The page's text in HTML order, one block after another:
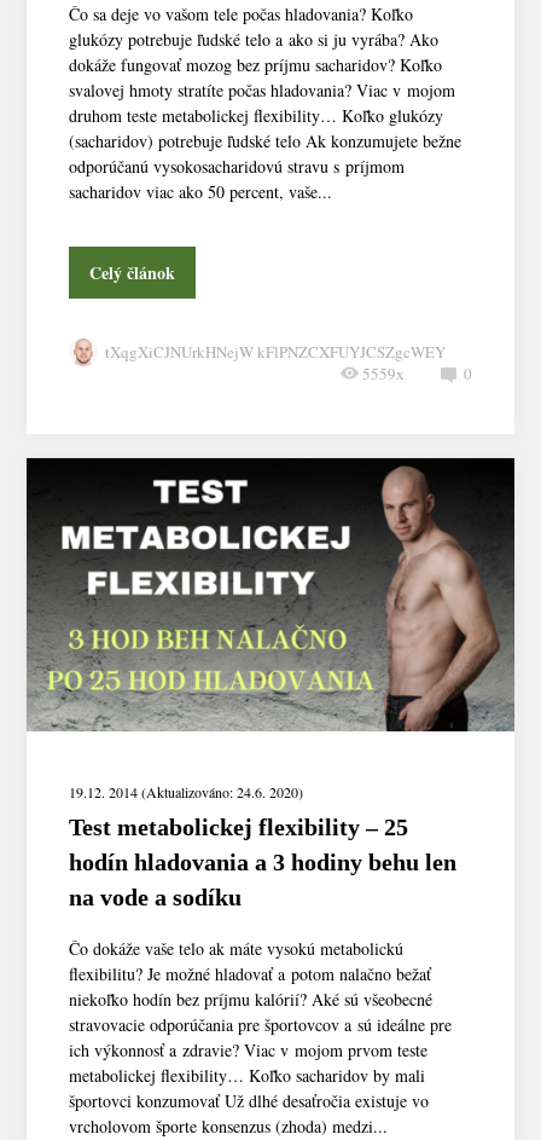
Čo sa deje vo vašom tele počas hladovania? Koľko
glukózy potrebuje ľudské telo a ako si ju vyrába? Ako
dokáže fungovať mozog bez príjmu sacharidov? Koľko
svalovej hmoty stratíte počas hladovania? Viac v mojom
druhom teste metabolickej flexibility… Koľko glukózy
(sacharidov) potrebuje ľudské telo Ak konzumujete bežne
odporúčanú vysokosacharidovú stravu s príjmom
sacharidov viac ako 50 percent, vaše...
Celý článok
tXqgXiCJNUrkHNejW kFlPNZCXFUYJCSZgcWEY
0
5559x
19.12. 2014 (Aktualizováno: 24.6. 2020)
Test metabolickej flexibility – 25
hodín hladovania a 3 hodiny behu len
na vode a sodíku
Čo dokáže vaše telo ak máte vysokú metabolickú
flexibilitu? Je možné hladovať a potom nalačno bežať
niekoľko hodín bez príjmu kalórií? Aké sú všeobecné
stravovacie odporúčania pre športovcov a sú ideálne pre
ich výkonnosť a zdravie? Viac v mojom prvom teste
metabolickej flexibility… Koľko sacharidov by mali
športovci konzumovať Už dlhé desaťročia existuje vo
vrcholovom športe konsenzus (zhoda) medzi...